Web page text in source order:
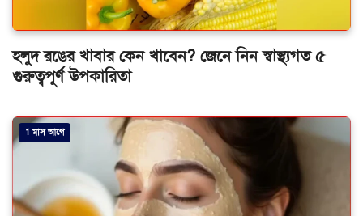
হলুদ রঙের খাবার কেন খাবেন? জেনে নিন স্বাস্থ্যগত ৫
গুরুত্বপূর্ণ উপকারিতা
1 মাস আগে